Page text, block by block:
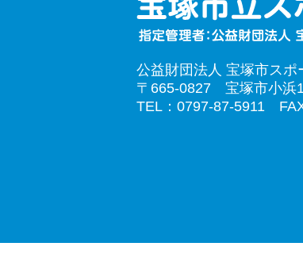
公益財団法人 宝塚市スポ
〒665-0827 宝塚市小浜
TEL：0797-87-5911